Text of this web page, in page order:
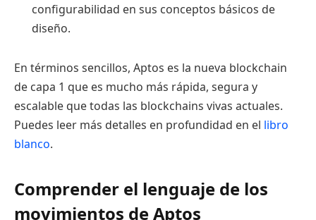
configurabilidad en sus conceptos básicos de
diseño.
En términos sencillos, Aptos es la nueva blockchain
de capa 1 que es mucho más rápida, segura y
escalable que todas las blockchains vivas actuales.
Puedes leer más detalles en profundidad en el libro
blanco.
Comprender el lenguaje de los
movimientos de Aptos